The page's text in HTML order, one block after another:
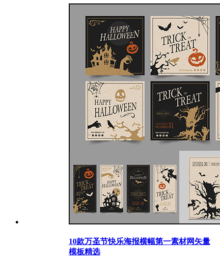
10款万圣节快乐海报横幅第一素材网矢量
模板精选